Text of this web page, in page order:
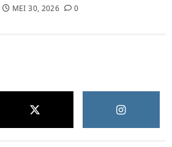
MEI 30, 2026 0